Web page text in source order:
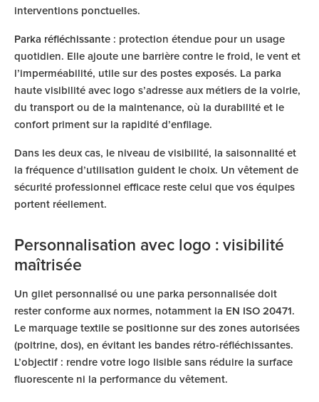
interventions ponctuelles.
Parka réfléchissante : protection étendue pour un usage
quotidien. Elle ajoute une barrière contre le froid, le vent et
l’imperméabilité, utile sur des postes exposés. La parka
haute visibilité avec logo s’adresse aux métiers de la voirie,
du transport ou de la maintenance, où la durabilité et le
confort priment sur la rapidité d’enfilage.
Dans les deux cas, le niveau de visibilité, la saisonnalité et
la fréquence d’utilisation guident le choix. Un vêtement de
sécurité professionnel efficace reste celui que vos équipes
portent réellement.
Personnalisation avec logo : visibilité
maîtrisée
Un gilet personnalisé ou une parka personnalisée doit
rester conforme aux normes, notamment la EN ISO 20471.
Le marquage textile se positionne sur des zones autorisées
(poitrine, dos), en évitant les bandes rétro-réfléchissantes.
L’objectif : rendre votre logo lisible sans réduire la surface
fluorescente ni la performance du vêtement.